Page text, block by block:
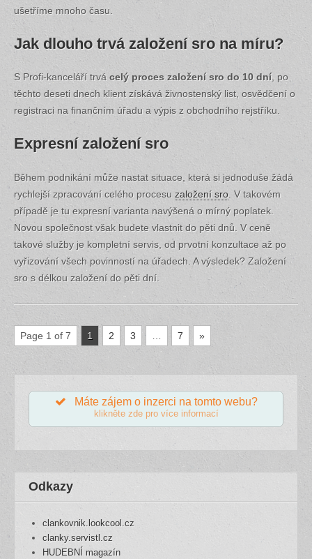
ušetříme mnoho času.
Jak dlouho trvá založení sro na míru?
S Profi-kanceláří trvá celý proces založení sro do 10 dní, po
těchto deseti dnech klient získává živnostenský list, osvědčení o
registraci na finančním úřadu a výpis z obchodního rejstříku.
Expresní založení sro
Během podnikání může nastat situace, která si jednoduše žádá
rychlejší zpracování celého procesu založení sro. V takovém
případě je tu expresní varianta navýšená o mírný poplatek.
Novou společnost však budete vlastnit do pěti dnů. V ceně
takové služby je kompletní servis, od prvotní konzultace až po
vyřizování všech povinností na úřadech. A výsledek? Založení
sro s délkou založení do pěti dní.
Page 1 of 7 1 2 3 7 »
Máte zájem o inzerci na tomto webu?
klikněte zde pro více informací
Odkazy
clankovnik.lookcool.cz
clanky.servistl.cz
HUDEBNÍ magazín